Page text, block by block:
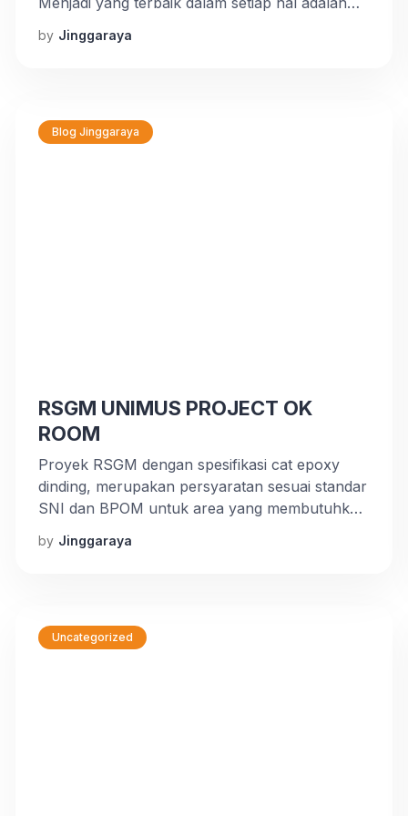
sebuah tekad yang harus kita jaga.
by Jinggaraya
Blog Jinggaraya
RSGM UNIMUS PROJECT OK
ROOM
Proyek RSGM dengan spesifikasi cat epoxy
dinding, merupakan persyaratan sesuai standar
SNI dan BPOM untuk area yang membutuhkan
tingkat kebersihan dan steril area tinggi. Ultra
Wishes punya artikel menarik. Perusahaan
CV Jingga Raya dalam mempercayakan
by Jinggaraya
Uncategorized